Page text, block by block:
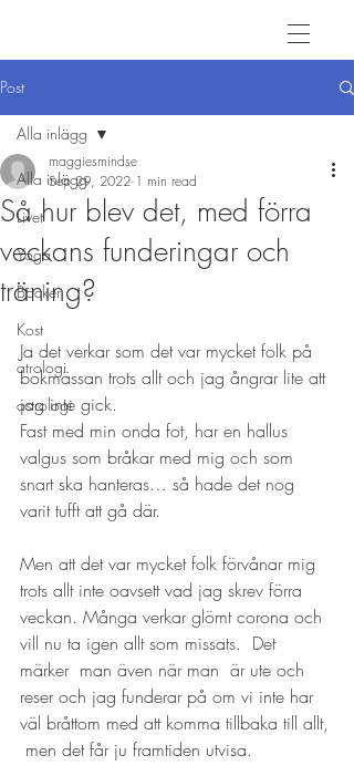
Post
Alla inlägg
Livet
Yoga
Böcker
Kost
atrologi
astrologi
Alla inlägg
Så hur blev det, med förra
veckans funderingar och
träning?
maggiesmindse
Sep 29, 2022 1 min read
Ja det verkar som det var mycket folk på
bokmässan trots allt och jag ångrar lite att
jag inte gick.
Fast med min onda fot, har en hallus
valgus som bråkar med mig och som
snart ska hanteras… så hade det nog
varit tufft att gå där.
Men att det var mycket folk förvånar mig
trots allt inte oavsett vad jag skrev förra
veckan. Många verkar glömt corona och
vill nu ta igen allt som missats.  Det
märker  man även när man  är ute och
reser och jag funderar på om vi inte har
väl bråttom med att komma tillbaka till allt,
men det får ju framtiden utvisa.